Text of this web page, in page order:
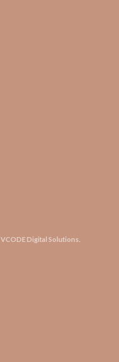
VCODE Digital Solutions